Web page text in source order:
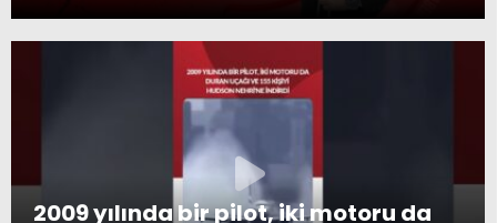
2009 yılında bir pilot, iki motoru da